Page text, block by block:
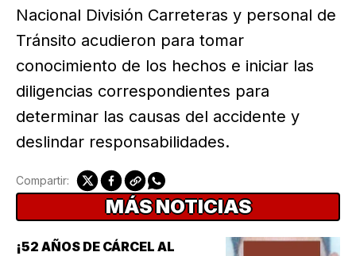
Nacional División Carreteras y personal de
Tránsito acudieron para tomar
conocimiento de los hechos e iniciar las
diligencias correspondientes para
determinar las causas del accidente y
deslindar responsabilidades.
Compartir:
MÁS NOTICIAS
¡52 AÑOS DE CÁRCEL AL